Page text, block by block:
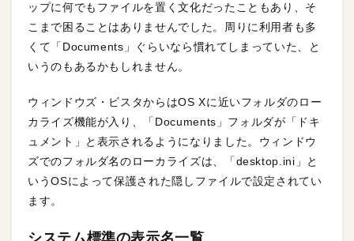
ップに何でもファイルを置く文化だったこともあり、そ
こまで困ることはありませんでした。周りに利用者も多
くて「Documents」ぐらいなら慣れてしまっていた、と
いうのもあるかもしれません。
ウィンドウズ・ビスタからはOS Xに近いフォルダのロー
カライズ機能が入り、「Documents」フォルダが「ドキ
ュメント」と表示されるようになりました。ウィンドウ
ズでのフォルダ名のローカライズは、「desktop.ini」と
いうOSによって保護された隠しファイルで設定されてい
ます。